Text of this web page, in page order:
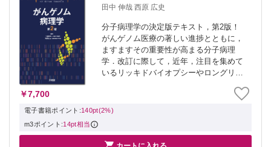
田中 伸哉 西原 広史
分子病理学の決定版テキスト，第2版！
がんゲノム医療の著しい進捗とともに，
ますますその重要性が高まる分子病理
学．改訂に際して，近年，注目を集めて
いるリッキドバイオプシーやロングリー
て分子病理学の知識をアップデートし
た．また今後がんゲノム医療に取り入れ
￥7,700
電子書籍ポイント:140pt(2%)
m3ポイント:14pt相当